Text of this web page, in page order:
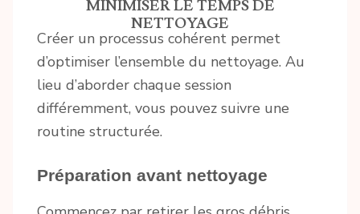
MINIMISER LE TEMPS DE
NETTOYAGE
Créer un processus cohérent permet
d’optimiser l’ensemble du nettoyage. Au
lieu d’aborder chaque session
différemment, vous pouvez suivre une
routine structurée.
Préparation avant nettoyage